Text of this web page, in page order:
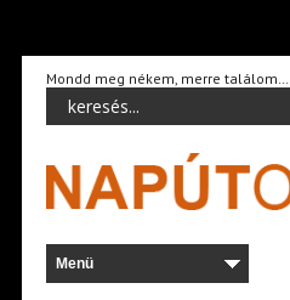
Mondd meg nékem, merre találom…